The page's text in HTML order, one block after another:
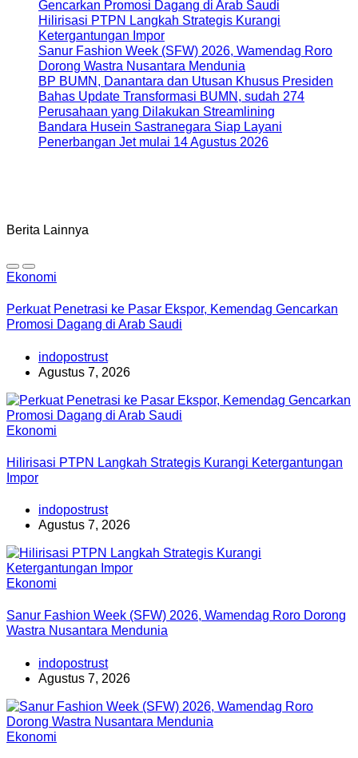
Gencarkan Promosi Dagang di Arab Saudi
Hilirisasi PTPN Langkah Strategis Kurangi
Ketergantungan Impor
Sanur Fashion Week (SFW) 2026, Wamendag Roro
Dorong Wastra Nusantara Mendunia
BP BUMN, Danantara dan Utusan Khusus Presiden
Bahas Update Transformasi BUMN, sudah 274
Perusahaan yang Dilakukan Streamlining
Bandara Husein Sastranegara Siap Layani
Penerbangan Jet mulai 14 Agustus 2026
Berita Lainnya
Ekonomi
Perkuat Penetrasi ke Pasar Ekspor, Kemendag Gencarkan
Promosi Dagang di Arab Saudi
indopostrust
Agustus 7, 2026
Ekonomi
Hilirisasi PTPN Langkah Strategis Kurangi Ketergantungan
Impor
indopostrust
Agustus 7, 2026
Ekonomi
Sanur Fashion Week (SFW) 2026, Wamendag Roro Dorong
Wastra Nusantara Mendunia
indopostrust
Agustus 7, 2026
Ekonomi